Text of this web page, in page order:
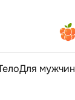
Для мужчин